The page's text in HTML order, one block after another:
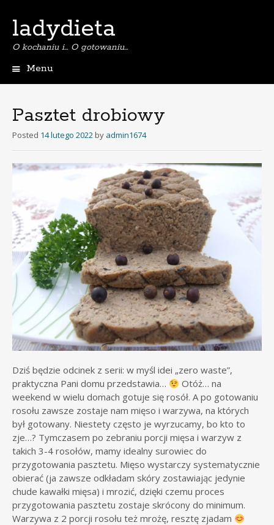
ladydieta
O kochaniu i… O gotowaniu…
Menu
i
p
t
o
e
n
t
Pasztet drobiowy
Posted 14 lutego 2022 by admin1674
Dziś będzie odcinek z serii: w myśl idei „zero waste”,
praktyczna Pani domu przedstawia…
Otóż… na
weekend w wielu domach gotuje się rosół. A po gotowaniu
rosołu zawsze zostaje nam mięso i warzywa, na których
był gotowany. Niestety często je wyrzucamy, bo kto to
zje…? Tymczasem po zebraniu porcji mięsa i warzyw z
takich 3-4 rosołów, mamy idealny surowiec do
przygotowania pasztetu. Mięso wystarczy systematycznie
obierać (ja zawsze odkładam skóry zostawiając jedynie
chude kawałki mięsa) i mrozić, dzięki czemu proces
przygotowania pasztetu zostaje skrócony do minimum.
Warzywa z 2 porcji rosołu też mrożę, resztę zjadam